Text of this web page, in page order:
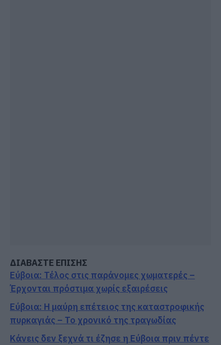
ΔΙΑΒΑΣΤΕ ΕΠΙΣΗΣ
Εύβοια: Τέλος στις παράνομες χωματερές –
Έρχονται πρόστιμα χωρίς εξαιρέσεις
Εύβοια: Η μαύρη επέτειος της καταστροφικής
πυρκαγιάς – Το χρονικό της τραγωδίας
Κάνεις δεν ξεχνά τι έζησε η Εύβοια πριν πέντε